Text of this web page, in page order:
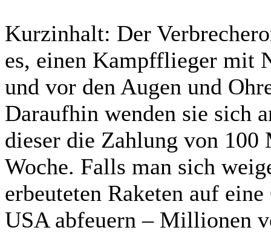
Kurzinhalt: Der
es, einen Kampfflieger mit
und vor den Augen und
Daraufhin wenden sie sich
dieser die Zahlung von
Woche. Falls man sich
erbeuteten Raketen auf
USA abfeuern – Millionen